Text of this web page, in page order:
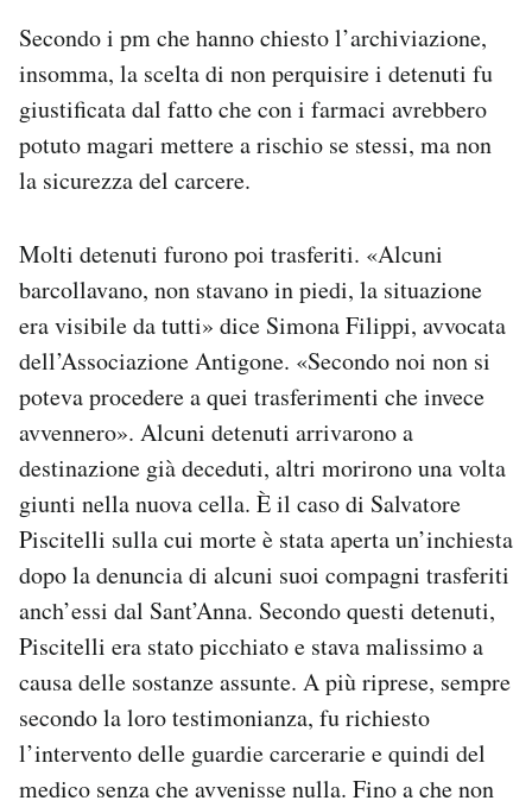
Secondo i pm che hanno chiesto l’archiviazione,
insomma, la scelta di non perquisire i detenuti fu
giustificata dal fatto che con i farmaci avrebbero
potuto magari mettere a rischio se stessi, ma non
la sicurezza del carcere.
Molti detenuti furono poi trasferiti. «Alcuni
barcollavano, non stavano in piedi, la situazione
era visibile da tutti» dice Simona Filippi, avvocata
dell’Associazione Antigone. «Secondo noi non si
poteva procedere a quei trasferimenti che invece
avvennero». Alcuni detenuti arrivarono a
destinazione già deceduti, altri morirono una volta
giunti nella nuova cella. È il caso di Salvatore
Piscitelli sulla cui morte è stata aperta un’inchiesta
dopo la denuncia di alcuni suoi compagni trasferiti
anch’essi dal Sant’Anna. Secondo questi detenuti,
Piscitelli era stato picchiato e stava malissimo a
causa delle sostanze assunte. A più riprese, sempre
secondo la loro testimonianza, fu richiesto
l’intervento delle guardie carcerarie e quindi del
medico senza che avvenisse nulla. Fino a che non